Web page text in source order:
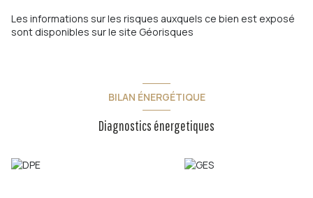
Les informations sur les risques auxquels ce bien est exposé
sont disponibles sur le site Géorisques
BILAN ÉNERGÉTIQUE
Diagnostics énergetiques